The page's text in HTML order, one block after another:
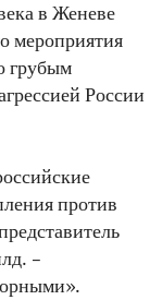
в Женеве
мероприятия
грубым
России
против
–